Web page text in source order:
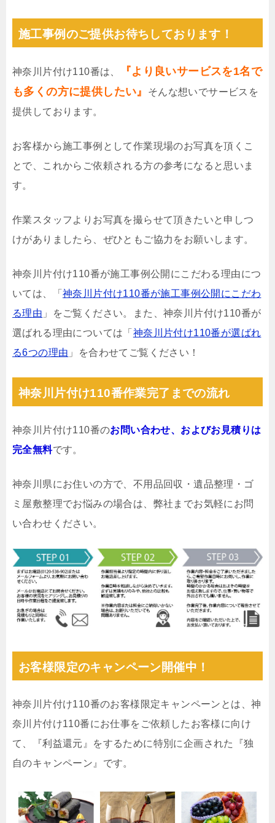
施工事例のご提供お待ちしております！
神奈川片付け110番は、
『より良いサービスを1名で
も多くの方に提供したい』
そんな想いでサービスを
提供しております。
お客様から施工事例として作業現場のお写真を頂くこ
とで、これからご依頼される方の参考になると思いま
す。
作業スタッフよりお写真を撮らせて頂きたいと申しつ
けがありましたら、ぜひともご協力をお願いします。
神奈川片付け110番が施工事例公開にこだわる理由につ
いては、「 神奈川片付け110番が施工事例公開にこだわ
る理由 」をご覧ください。また、神奈川片付け110番が
選ばれる理由については「 神奈川片付け110番が選ばれ
る6つの理由 」を合わせてご覧ください！
神奈川片付け110番作業完了までの流れ
神奈川片付け110番のお問い合わせ、およびお見積りは
完全無料です。
神奈川県にお住いの方で、不用品回収・遺品整理・ゴ
ミ屋敷整理でお悩みの場合は、弊社までお気軽にお問
い合わせください。
お客様限定のキャンペーン開催中！
神奈川片付け110番のお客様限定キャンペーンとは、神
奈川片付け110番にお仕事をご依頼したお客様に向け
て、『利益還元』をするために特別に企画された『独
自のキャンペーン』です。